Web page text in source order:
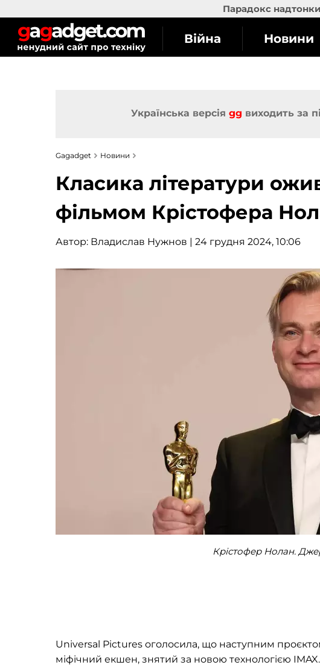
Парадокс
Війна Новини
Українська версія gg виходить за
Gagadget Новини
Класика літератури
фільмом Крістофера
Автор: Владислав Нужнов | 24 грудня 2024, 10:06
Крістофер Нолан.
Universal Pictures оголосила, що наступним
міфічний екшен, знятий за новою технологією